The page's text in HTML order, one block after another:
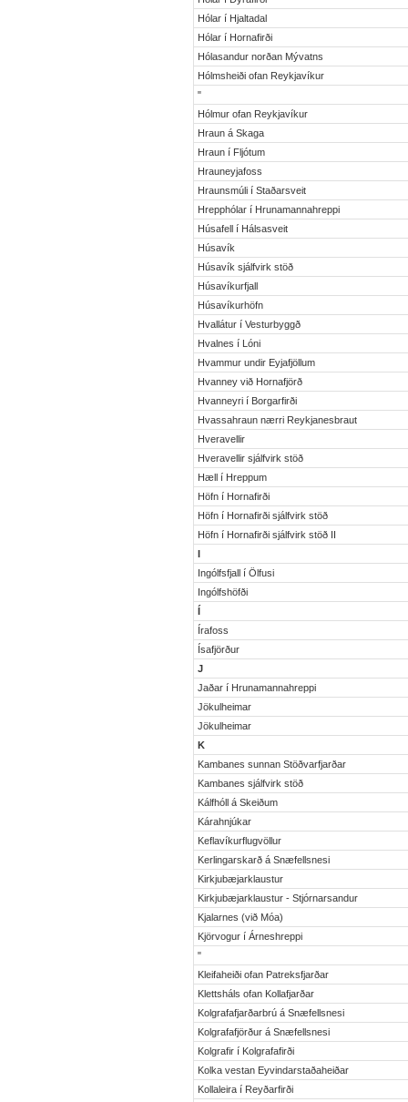
Hólar í Hjaltadal
Hólar í Hornafirði
Hólasandur norðan Mývatns
Hólmsheiði ofan Reykjavíkur
"
Hólmur ofan Reykjavíkur
Hraun á Skaga
Hraun í Fljótum
Hrauneyjafoss
Hraunsmúli í Staðarsveit
Hrepphólar í Hrunamannahreppi
Húsafell í Hálsasveit
Húsavík
Húsavík sjálfvirk stöð
Húsavíkurfjall
Húsavíkurhöfn
Hvallátur í Vesturbyggð
Hvalnes í Lóni
Hvammur undir Eyjafjöllum
Hvanney við Hornafjörð
Hvanneyri í Borgarfirði
Hvassahraun nærri Reykjanesbraut
Hveravellir
Hveravellir sjálfvirk stöð
Hæll í Hreppum
Höfn í Hornafirði
Höfn í Hornafirði sjálfvirk stöð
Höfn í Hornafirði sjálfvirk stöð II
I
Ingólfsfjall í Ölfusi
Ingólfshöfði
Í
Írafoss
Ísafjörður
J
Jaðar í Hrunamannahreppi
Jökulheimar
Jökulheimar
K
Kambanes sunnan Stöðvarfjarðar
Kambanes sjálfvirk stöð
Kálfhóll á Skeiðum
Kárahnjúkar
Keflavíkurflugvöllur
Kerlingarskarð á Snæfellsnesi
Kirkjubæjarklaustur
Kirkjubæjarklaustur - Stjórnarsandur
Kjalarnes (við Móa)
Kjörvogur í Árneshreppi
"
Kleifaheiði ofan Patreksfjarðar
Klettsháls ofan Kollafjarðar
Kolgrafafjarðarbrú á Snæfellsnesi
Kolgrafafjörður á Snæfellsnesi
Kolgrafir í Kolgrafafirði
Kolka vestan Eyvindarstaðaheiðar
Kollaleira í Reyðarfirði